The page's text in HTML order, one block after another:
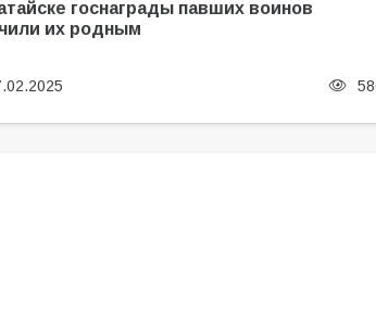
госнаграды павших воинов
их родным